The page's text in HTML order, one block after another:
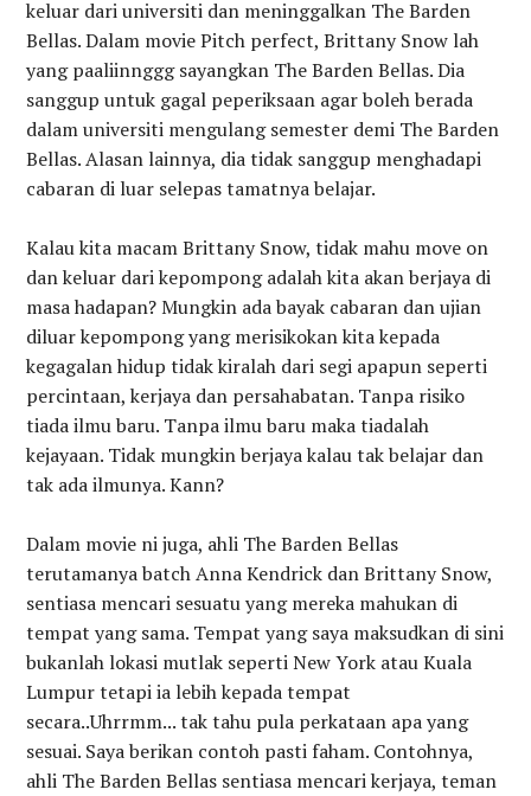
keluar dari universiti dan meninggalkan The Barden
Bellas. Dalam movie Pitch perfect, Brittany Snow lah
yang paaliinnggg sayangkan The Barden Bellas. Dia
sanggup untuk gagal peperiksaan agar boleh berada
dalam universiti mengulang semester demi The Barden
Bellas. Alasan lainnya, dia tidak sanggup menghadapi
cabaran di luar selepas tamatnya belajar.
Kalau kita macam Brittany Snow, tidak mahu move on
dan keluar dari kepompong adalah kita akan berjaya di
masa hadapan? Mungkin ada bayak cabaran dan ujian
diluar kepompong yang merisikokan kita kepada
kegagalan hidup tidak kiralah dari segi apapun seperti
percintaan, kerjaya dan persahabatan. Tanpa risiko
tiada ilmu baru. Tanpa ilmu baru maka tiadalah
kejayaan. Tidak mungkin berjaya kalau tak belajar dan
tak ada ilmunya. Kann?
Dalam movie ni juga, ahli The Barden Bellas
terutamanya batch Anna Kendrick dan Brittany Snow,
sentiasa mencari sesuatu yang mereka mahukan di
tempat yang sama. Tempat yang saya maksudkan di sini
bukanlah lokasi mutlak seperti New York atau Kuala
Lumpur tetapi ia lebih kepada tempat
secara..Uhrrmm... tak tahu pula perkataan apa yang
sesuai. Saya berikan contoh pasti faham. Contohnya,
ahli The Barden Bellas sentiasa mencari kerjaya, teman